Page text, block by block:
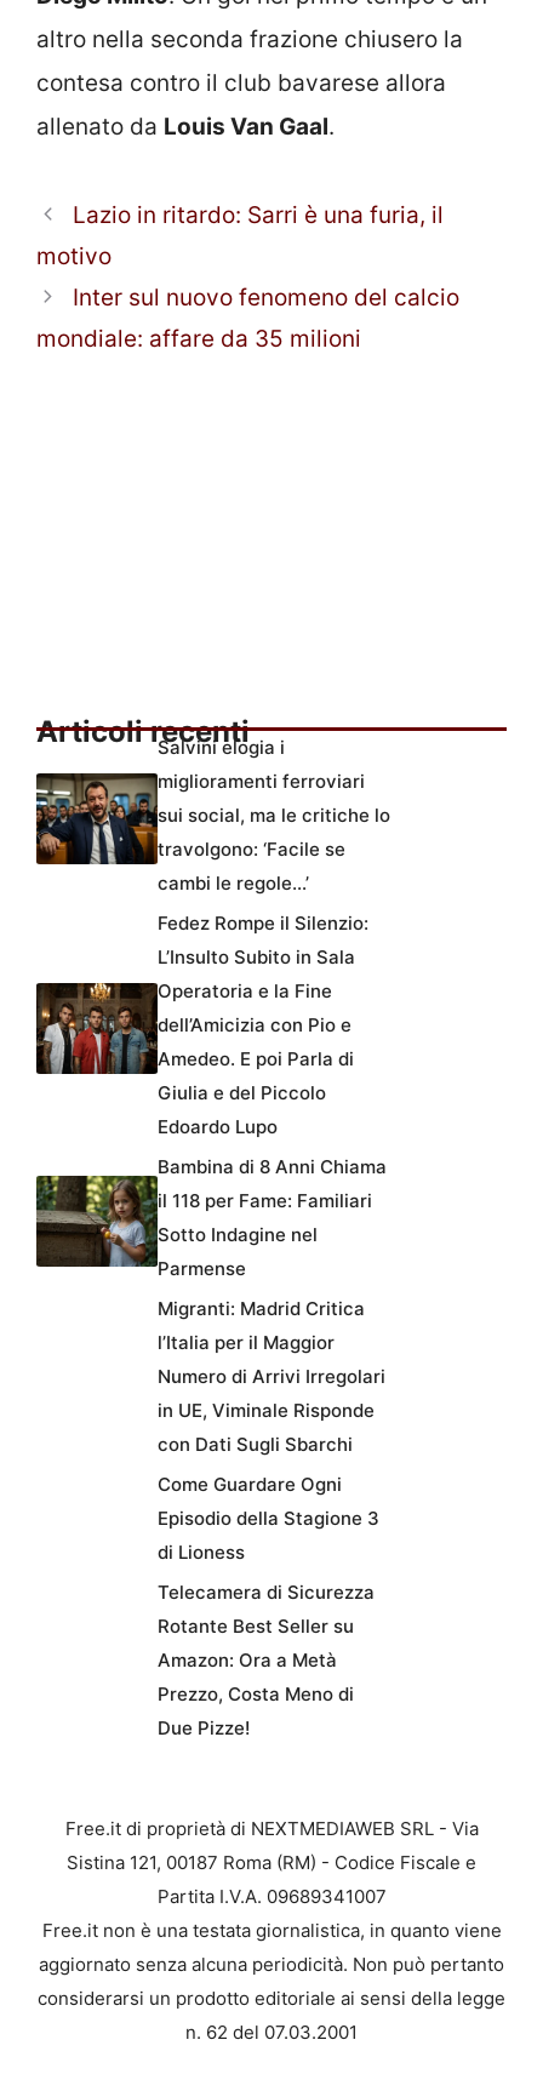
altro nella seconda frazione chiusero la
contesa contro il club bavarese allora
allenato da Louis Van Gaal.
Lazio in ritardo: Sarri è una furia, il
motivo
Inter sul nuovo fenomeno del calcio
mondiale: affare da 35 milioni
Articoli recenti
Salvini elogia i
miglioramenti ferroviari
sui social, ma le critiche lo
travolgono: ‘Facile se
cambi le regole…’
Fedez Rompe il Silenzio:
L’Insulto Subito in Sala
Operatoria e la Fine
dell’Amicizia con Pio e
Amedeo. E poi Parla di
Giulia e del Piccolo
Edoardo Lupo
Bambina di 8 Anni Chiama
il 118 per Fame: Familiari
Sotto Indagine nel
Parmense
Migranti: Madrid Critica
l’Italia per il Maggior
Numero di Arrivi Irregolari
in UE, Viminale Risponde
con Dati Sugli Sbarchi
Come Guardare Ogni
Episodio della Stagione 3
di Lioness
Telecamera di Sicurezza
Rotante Best Seller su
Amazon: Ora a Metà
Prezzo, Costa Meno di
Due Pizze!
Free.it di proprietà di NEXTMEDIAWEB SRL - Via
Sistina 121, 00187 Roma (RM) - Codice Fiscale e
Partita I.V.A. 09689341007
Free.it non è una testata giornalistica, in quanto viene
aggiornato senza alcuna periodicità. Non può pertanto
considerarsi un prodotto editoriale ai sensi della legge
n. 62 del 07.03.2001